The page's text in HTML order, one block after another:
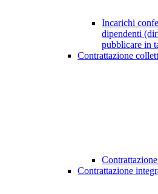
Incarichi
dipendenti
pubblicare in
Contrattazione
Contrattazione